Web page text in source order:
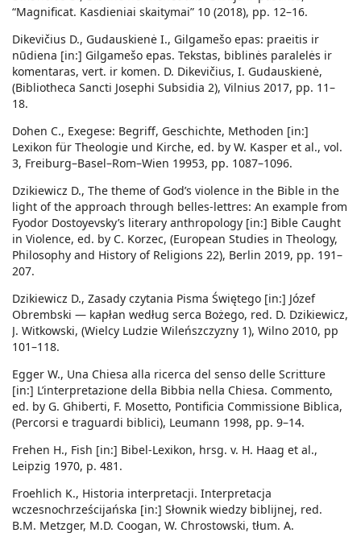
“Magnificat. Kasdieniai skaitymai” 10 (2018), pp. 12–16.
Dikevičius D., Gudauskienė I., Gilgamešo epas: praeitis ir
nūdiena [in:] Gilgamešo epas. Tekstas, biblinės paralelės ir
komentaras, vert. ir komen. D. Dikevičius, I. Gudauskienė,
(Bibliotheca Sancti Josephi Subsidia 2), Vilnius 2017, pp. 11–
18.
Dohen C., Exegese: Begriff, Geschichte, Methoden [in:]
Lexikon für Theologie und Kirche, ed. by W. Kasper et al., vol.
3, Freiburg–Basel–Rom–Wien 19953, pp. 1087–1096.
Dzikiewicz D., The theme of God’s violence in the Bible in the
light of the approach through belles-lettres: An example from
Fyodor Dostoyevsky’s literary anthropology [in:] Bible Caught
in Violence, ed. by C. Korzec, (European Studies in Theology,
Philosophy and History of Religions 22), Berlin 2019, pp. 191–
207.
Dzikiewicz D., Zasady czytania Pisma Świętego [in:] Józef
Obrembski — kapłan według serca Bożego, red. D. Dzikiewicz,
J. Witkowski, (Wielcy Ludzie Wileńszczyzny 1), Wilno 2010, pp
101–118.
Egger W., Una Chiesa alla ricerca del senso delle Scritture
[in:] L’interpretazione della Bibbia nella Chiesa. Commento,
ed. by G. Ghiberti, F. Mosetto, Pontificia Commissione Biblica,
(Percorsi e traguardi biblici), Leumann 1998, pp. 9–14.
Frehen H., Fish [in:] Bibel-Lexikon, hrsg. v. H. Haag et al.,
Leipzig 1970, p. 481.
Froehlich K., Historia interpretacji. Interpretacja
wczesnochrześcijańska [in:] Słownik wiedzy biblijnej, red.
B.M. Metzger, M.D. Coogan, W. Chrostowski, tłum. A.